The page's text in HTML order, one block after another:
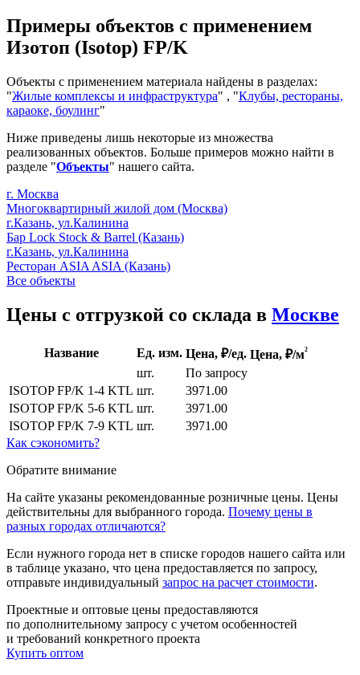
Примеры объектов с применением
Изотоп (Isotop) FP/K
Объекты с применением материала найдены в разделах:
"Жилые комплексы и инфраструктура" , "Клубы, рестораны,
караоке, боулинг"
Ниже приведены лишь некоторые из множества
реализованных объектов. Больше примеров можно найти в
разделе "Объекты" нашего сайта.
г. Москва
Многоквартирный жилой дом (Москва)
г.Казань, ул.Калинина
Бар Lock Stock & Barrel (Казань)
г.Казань, ул.Калинина
Ресторан ASIA ASIA (Казань)
Все объекты
Цены с отгрузкой со склада в Москве
Название Ед. изм. Цена, ₽/ед. Цена, ₽/м²
шт.
По запросу
ISOTOP FP/K 1-4 KTL шт.
3971.00
ISOTOP FP/K 5-6 KTL шт.
3971.00
ISOTOP FP/K 7-9 KTL шт.
3971.00
Как сэкономить?
Обратите внимание
На сайте указаны рекомендованные розничные цены. Цены
действительны для выбранного города. Почему цены в
разных городах отличаются?
Если нужного города нет в списке городов нашего сайта или
в таблице указано, что цена предоставляется по запросу,
отправьте индивидуальный запрос на расчет стоимости.
Проектные и оптовые цены предоставляются
по дополнительному запросу с учетом особенностей
и требований конкретного проекта
Купить оптом